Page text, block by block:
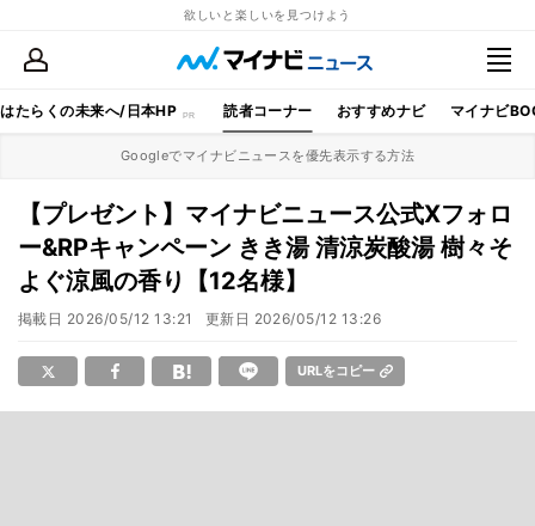
欲しいと楽しいを見つけよう
はたらくの未来へ/日本HP 読者コーナー おすすめナビ マイナビ
Googleでマイナビニュースを優先表示する方法
【プレゼント】マイナビニュース公式Xフォロ
ー&RPキャンペーン きき湯 清涼炭酸湯 樹々そ
よぐ涼風の香り【12名様】
掲載日 2026/05/12 13:21 更新日 2026/05/12 13:26
URLをコピー